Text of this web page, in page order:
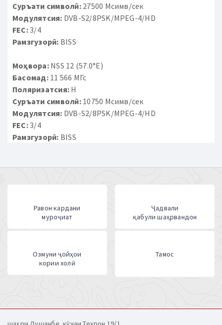
Суръати символӣ:27500 Мсимв/сек
Модулятсия: DVB-S2/8PSK/MPEG-4/HD
FEC:3/4
Рамзгузорӣ: BISS
Моҳвора:NSS 12 (57.0°E)
Басомад:11 566 МГс
Поляризатсия: H
Суръати символӣ:10750 Мсимв/сек
Модулятсия: DVB-S2/8PSK/MPEG-4/HD
FEC:3/4
Рамзгузорӣ: BISS
Равон кардани
муроҷиат
Ҷадвали
қабули шаҳрвандон
Озмуни ҷойҳои
кории холӣ
Тамос